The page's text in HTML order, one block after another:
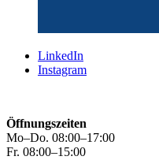
LinkedIn
Instagram
Öffnungszeiten
Mo–Do. 08:00–17:00
Fr. 08:00–15:00